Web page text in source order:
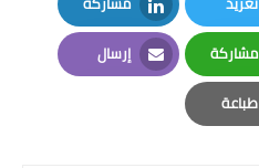
Twitter
LinkedIn
مشاركة
Whatsapp
إرسال
Email
طباعة
Print